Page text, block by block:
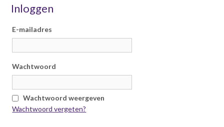
a
g
a
n
J
Inloggen
E-mailadres
Wachtwoord
Wachtwoord weergeven
Wachtwoord vergeten?
Contact
Zoek